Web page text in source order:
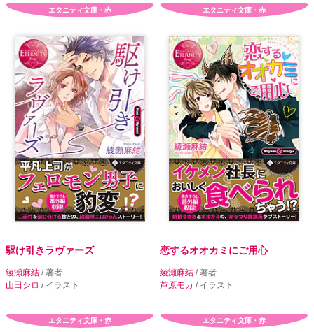
エタニティ文庫・赤
駆け引きラヴァーズ
綾瀬麻結 / 著者
山田シロ / イラスト
エタニティ文庫・赤
恋するオオカミにご用心
綾瀬麻結 / 著者
芦原モカ / イラスト
エタニティ文庫・赤 エタニティ文庫・赤